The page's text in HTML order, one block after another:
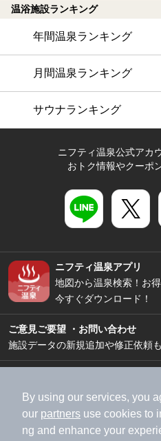
By using our services, you
our partners use cookies to
ng and enhance your
温浴施設ランキング
年間温泉ランキング
月間温泉ランキング
サウナランキング
ニフティ温泉公式アカ
おトク情報やクーポ
ニフティ温泉アプリ
地図から温泉検索！お
今すぐダウンロード！
ご意見ご要望 ・お問い合わせ
施設データの新規追加や修正依頼
加盟店募集（資料請求
利用規約
ライフスタ
特定商取引法に基づく表